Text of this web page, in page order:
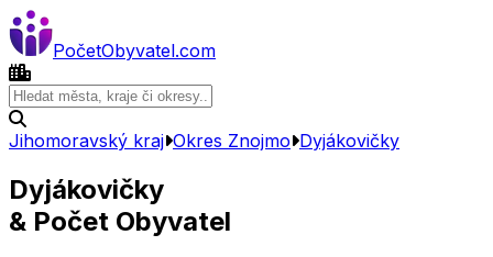
PočetObyvatel.com
Jihomoravský kraj Okres Znojmo Dyjákovičky
Dyjákovičky
& Počet Obyvatel